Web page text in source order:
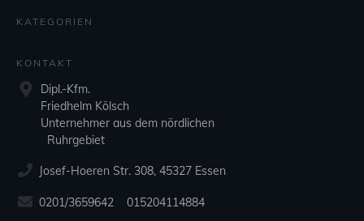
KATEGORIEN
KONTAKT
Dipl.-Kfm.
Friedhelm Kölsch
Unternehmer aus dem nördlichen
Ruhrgebiet
Josef-Hoeren Str. 308, 45327 Essen
0201/3659642 015204114884